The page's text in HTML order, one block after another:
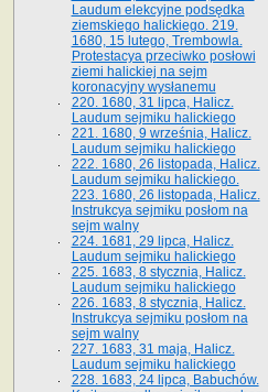
Laudum elekcyjne podsędka
ziemskiego halickiego. 219.
1680, 15 lutego, Trembowla.
Protestacya przeciwko posłowi
ziemi halickiej na sejm
koronacyjny wysłanemu
220. 1680, 31 lipca, Halicz.
Laudum sejmiku halickiego
221. 1680, 9 września, Halicz.
Laudum sejmiku halickiego
222. 1680, 26 listopada, Halicz.
Laudum sejmiku halickiego.
223. 1680, 26 listopada, Halicz.
Instrukcya sejmiku posłom na
sejm walny
224. 1681, 29 lipca, Halicz.
Laudum sejmiku halickiego
225. 1683, 8 stycznia, Halicz.
Laudum sejmiku halickiego
226. 1683, 8 stycznia, Halicz.
Instrukcya sejmiku posłom na
sejm walny
227. 1683, 31 maja, Halicz.
Laudum sejmiku halickiego
228. 1683, 24 lipca, Babuchów.